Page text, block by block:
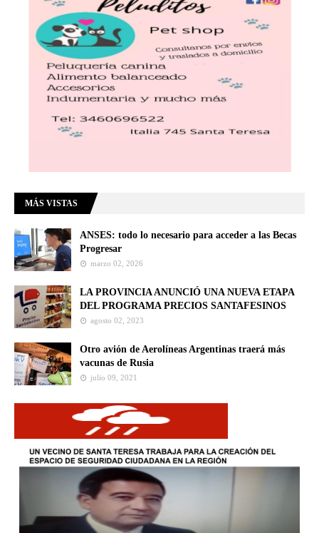
MÁS VISTAS
ANSES: todo lo necesario para acceder a las Becas
Progresar
marzo 02, 2026
LA PROVINCIA ANUNCIÓ UNA NUEVA ETAPA
DEL PROGRAMA PRECIOS SANTAFESINOS
agosto 02, 2023
Otro avión de Aerolíneas Argentinas traerá más
vacunas de Rusia
julio 09, 2021